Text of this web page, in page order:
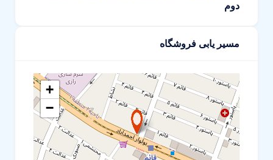
دوم
مسیر یابی فروشگاه
+
−